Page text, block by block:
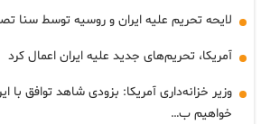
لایحه تحریم علیه ایران و روسیه توسط سنا
آمریکا، تحریم‌های جدید علیه ایران اعمال کرد
وزیر خزانه‌داری آمریکا: بزودی شاهد توافق با
خواهیم ب…